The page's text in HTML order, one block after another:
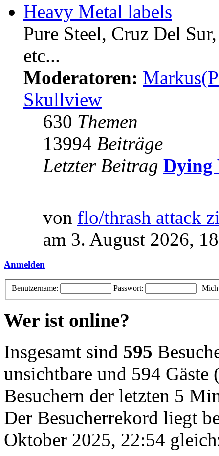
Heavy Metal labels
Pure Steel, Cruz Del
etc...
Moderatoren:
Skullview
630 Themen
13994 Beiträge
Letzter Beitrag Dying
von flo/thrash attack
am 3. August 2026,
Anmelden
Benutzername: Passwort: | Mich
Wer ist online?
Insgesamt sind 595
unsichtbare und 594 Gäste
Besuchern der letzten 5
Der Besucherrekord liegt
Oktober 2025, 22:54